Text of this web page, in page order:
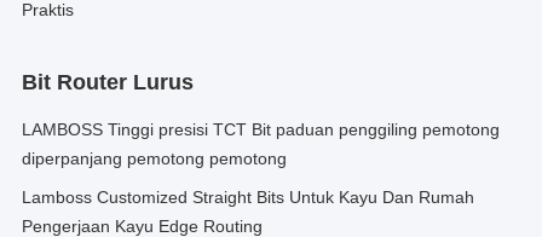
Praktis
Bit Router Lurus
LAMBOSS Tinggi presisi TCT Bit paduan penggiling pemotong
diperpanjang pemotong pemotong
Lamboss Customized Straight Bits Untuk Kayu Dan Rumah
Pengerjaan Kayu Edge Routing